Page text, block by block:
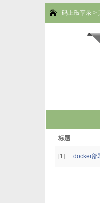
码上敲享录 >
标题
[1] docker部